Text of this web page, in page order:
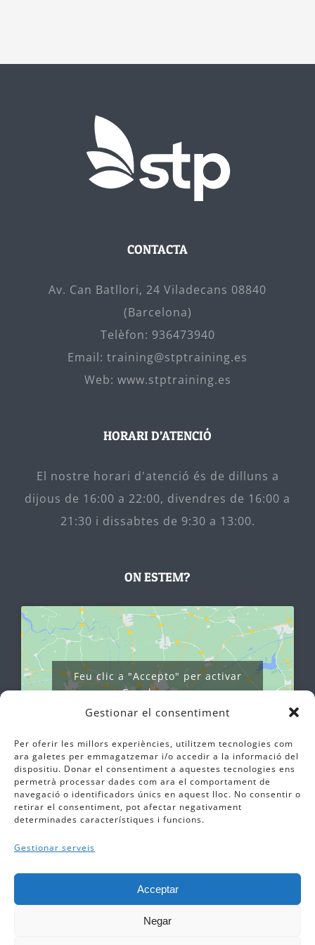
Gestionar el consentiment
Per oferir les millors experiències, utilitzem tecnologies com
ara galetes per emmagatzemar i/o accedir a la informació del
dispositiu. Donar el consentiment a aquestes tecnologies ens
permetrà processar dades com ara el comportament de
navegació o identificadors únics en aquest lloc. No consentir o
retirar el consentiment, pot afectar negativament
determinades característiques i funcions.
Gestionar serveis
Acceptar
Negar
CONTACTA
Av. Can Batllori, 24 Viladecans 08840
(Barcelona)
Telèfon: 936473940
Email: training@stptraining.es
Web: www.stptraining.es
HORARI D’ATENCIÓ
El nostre horari d'atenció és de dilluns a
dijous de 16:00 a 22:00, divendres de 16:00 a
21:30 i dissabtes de 9:30 a 13:00.
ON ESTEM?
Feu clic a "Accepto" per activar
Google maps
Política de cookies
© Copyright 2012 -2026 |Avis Legal|Cookies
Canal ètic|